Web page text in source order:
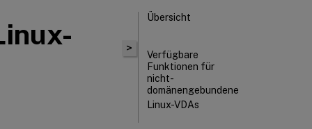
>
Übersicht
Verfügbare
Funktionen für
nicht-
domänengebundene
Linux-VDAs